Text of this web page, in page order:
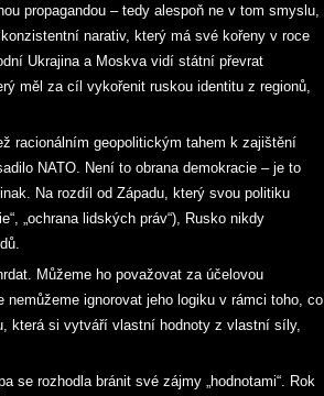
propagandou – tedy alespoň ne v tom smyslu,
narativ, který má své kořeny v roce
Ukrajina a Moskva vidí státní převrat
měl za cíl vykořenit ruskou identitu z regionů,
racionálním geopolitickým tahem k zajištění
NATO. Není to obrana demokracie – je to
Na rozdíl od Západu, který svou politiku
„ochrana lidských práv“), Rusko nikdy
Můžeme ho považovat za účelovou
ignorovat jeho logiku v rámci toho, co
která si vytváří vlastní hodnoty z vlastní síly,
se rozhodla bránit své zájmy „hodnotami“. Rok